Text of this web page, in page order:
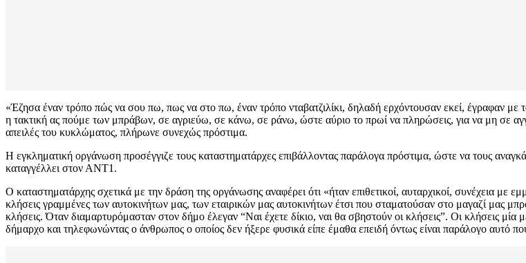
«Έζησα έναν τρόπο πώς να σου πω, πως να στο πω, έναν τρόπο νταβατζιλίκι, δηλαδή ερχόντουσαν εκεί, έγραφαν με
η τακτική ας πούμε των μπράβων, σε αγριεύω, σε κάνω, σε ράνω, ώστε αύριο το πρωί να πληρώσεις, για να μη σε
απειλές του κυκλώματος, πλήρωνε συνεχώς πρόστιμα.
Η εγκληματική οργάνωση προσέγγιζε τους καταστηματάρχες επιβάλλοντας παράλογα πρόστιμα, ώστε να τους
καταγγέλλει στον ΑΝΤ1.
Ο καταστηματάρχης σχετικά με την δράση της οργάνωσης αναφέρει ότι «ήταν επιθετικοί, αυταρχικοί, συνέχεια με
κλήσεις γραμμένες των αυτοκινήτων μας, των εταιρικών μας αυτοκινήτων έτσι που σταματούσαν στο μαγαζί μας
κλήσεις. Όταν διαμαρτυρόμασταν στον δήμο έλεγαν “Ναι έχετε δίκιο, ναι θα σβηστούν οι κλήσεις”. Οι κλήσεις
δήμαρχο και τηλεφωνώντας ο άνθρωπος ο οποίος δεν ήξερε φυσικά είπε έμαθα επειδή όντως είναι παράλογο αυτό